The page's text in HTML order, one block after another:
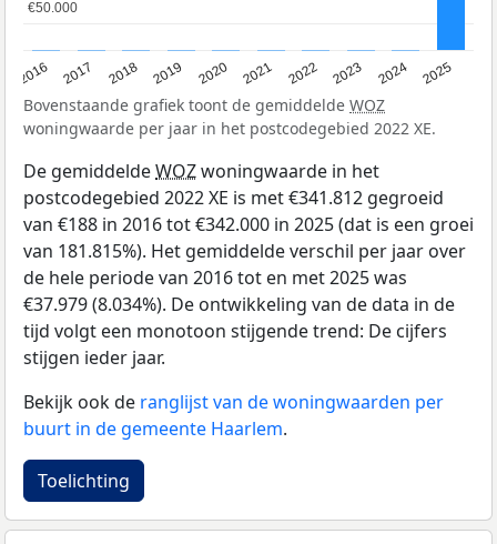
2016 2017 2018 2019 2020 2021 2022 2023 2024 2025
€50.000
€50.000
Bovenstaande grafiek toont de gemiddelde WOZ
woningwaarde per jaar in het postcodegebied 2022 XE.
De gemiddeldeWOZwoningwaarde in het
postcodegebied 2022 XE is met €341.812 gegroeid
van €188 in 2016 tot €342.000 in 2025 (dat is een groei
van 181.815%). Het gemiddelde verschil per jaar over
de hele periode van 2016 tot en met 2025 was
€37.979 (8.034%). De ontwikkeling van de data in de
tijd volgt een monotoon stijgende trend: De cijfers
stijgen ieder jaar.
Bekijk ook de ranglijst van de woningwaarden per
buurt in de gemeente Haarlem.
Toelichting